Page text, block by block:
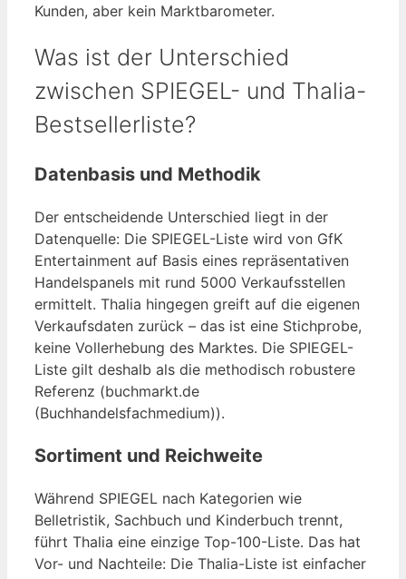
Kunden, aber kein Marktbarometer.
Was ist der Unterschied
zwischen SPIEGEL- und Thalia-
Bestsellerliste?
Datenbasis und Methodik
Der entscheidende Unterschied liegt in der
Datenquelle: Die SPIEGEL-Liste wird von GfK
Entertainment auf Basis eines repräsentativen
Handelspanels mit rund 5000 Verkaufsstellen
ermittelt. Thalia hingegen greift auf die eigenen
Verkaufsdaten zurück – das ist eine Stichprobe,
keine Vollerhebung des Marktes. Die SPIEGEL-
Liste gilt deshalb als die methodisch robustere
Referenz (buchmarkt.de
(Buchhandelsfachmedium)).
Sortiment und Reichweite
Während SPIEGEL nach Kategorien wie
Belletristik, Sachbuch und Kinderbuch trennt,
führt Thalia eine einzige Top-100-Liste. Das hat
Vor- und Nachteile: Die Thalia-Liste ist einfacher